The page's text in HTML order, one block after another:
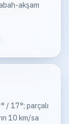
akşam
/ 17°; parçalı
10 km/sa